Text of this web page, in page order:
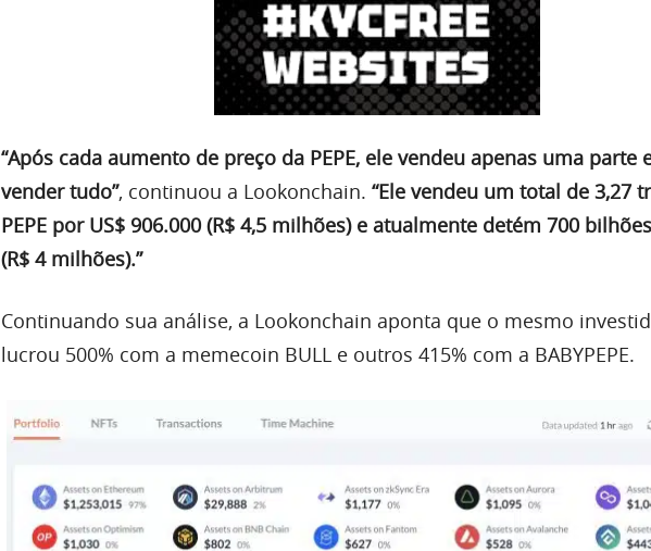
“Após cada aumento de preço da PEPE, ele vendeu apenas uma parte
vender tudo”, continuou a Lookonchain. “Ele vendeu um total de 3,27
PEPE por US$ 906.000 (R$ 4,5 milhões) e atualmente detém 700
(R$ 4 milhões).”
Continuando sua análise, a Lookonchain aponta que o mesmo
lucrou 500% com a memecoin BULL e outros 415% com a BABYPEPE.